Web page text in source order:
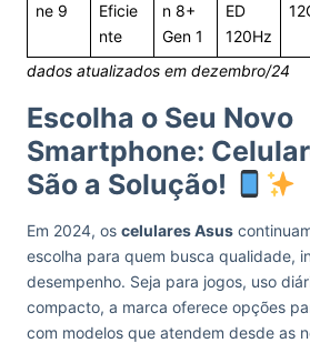
ne 9
Eficie
nte
n 8+
Gen 1
ED
120Hz
dados atualizados em dezembro/24
Escolha o Seu Novo
Smartphone:
São a Solução!
Em 2024, os celulares Asus
escolha para quem busca qualidade,
desempenho. Seja para jogos, uso
compacto, a marca oferece opções
com modelos que atendem desde as